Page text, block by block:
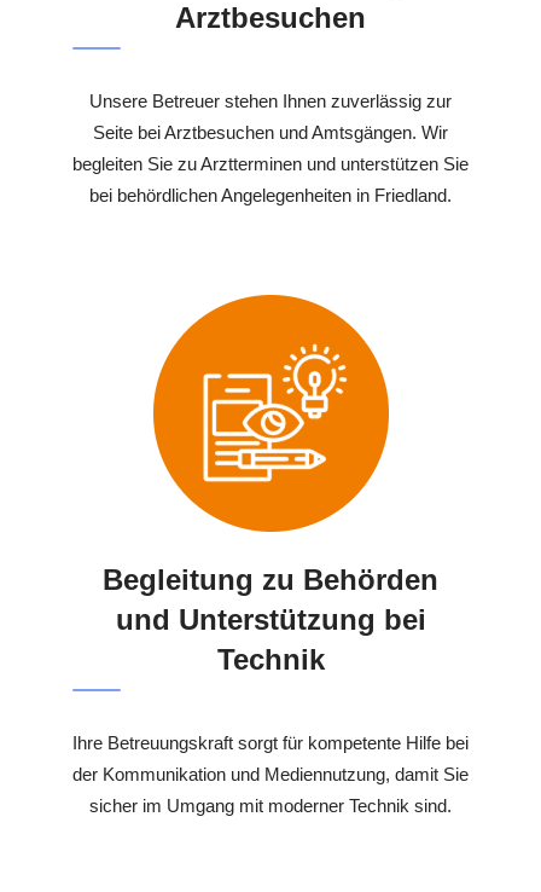
Arztbesuchen
Unsere Betreuer stehen Ihnen zuverlässig zur
Seite bei Arztbesuchen und Amtsgängen. Wir
begleiten Sie zu Arztterminen und unterstützen Sie
bei behördlichen Angelegenheiten in Friedland.
Begleitung zu Behörden
und Unterstützung bei
Technik
Ihre Betreuungskraft sorgt für kompetente Hilfe bei
der Kommunikation und Mediennutzung, damit Sie
sicher im Umgang mit moderner Technik sind.